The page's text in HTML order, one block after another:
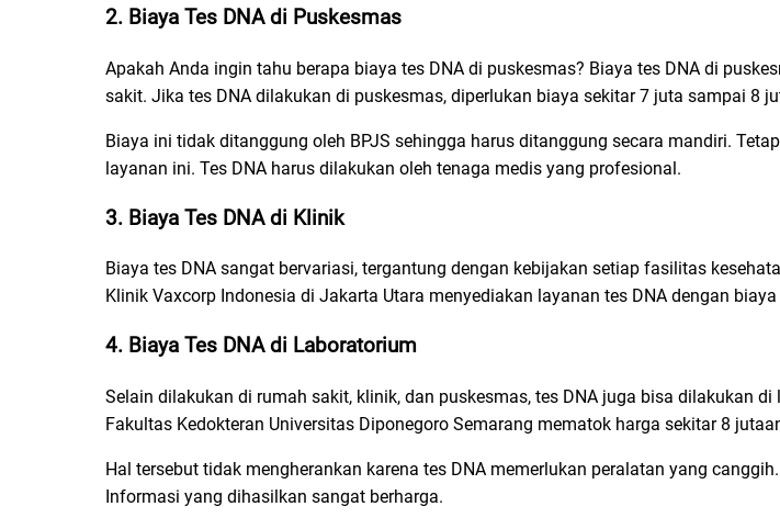
2. Biaya Tes DNA di Puskesmas
Apakah Anda ingin tahu berapa biaya tes DNA di puskesmas? Biaya tes DNA di
sakit. Jika tes DNA dilakukan di puskesmas, diperlukan biaya sekitar 7 juta sampai 8
Biaya ini tidak ditanggung oleh BPJS sehingga harus ditanggung secara mandiri.
layanan ini. Tes DNA harus dilakukan oleh tenaga medis yang profesional.
3. Biaya Tes DNA di Klinik
Biaya tes DNA sangat bervariasi, tergantung dengan kebijakan setiap fasilitas
Klinik Vaxcorp Indonesia di Jakarta Utara menyediakan layanan tes DNA dengan
4. Biaya Tes DNA di Laboratorium
Selain dilakukan di rumah sakit, klinik, dan puskesmas, tes DNA juga bisa dilakukan
Fakultas Kedokteran Universitas Diponegoro Semarang mematok harga sekitar 8
Hal tersebut tidak mengherankan karena tes DNA memerlukan peralatan yang
Informasi yang dihasilkan sangat berharga.